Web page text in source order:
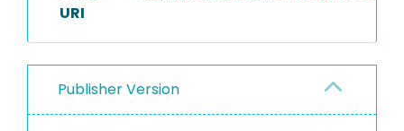
URI
Publisher Version